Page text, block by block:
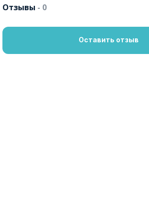
Отзывы - 0
Оставить отзыв